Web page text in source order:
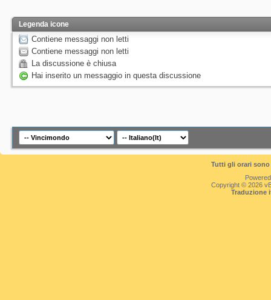
Legenda icone
Contiene messaggi non letti
Contiene messaggi non letti
La discussione è chiusa
Hai inserito un messaggio in questa discussione
Tutti gli orari
Copyright © 2026
Traduzione